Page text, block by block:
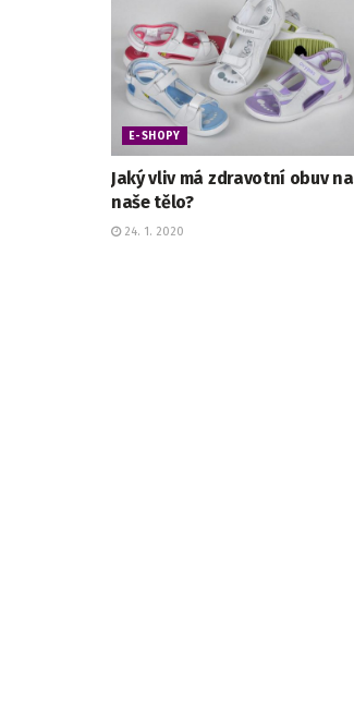
E-SHOPY
Jaký vliv má zdravotní obuv na
naše tělo?
24. 1. 2020